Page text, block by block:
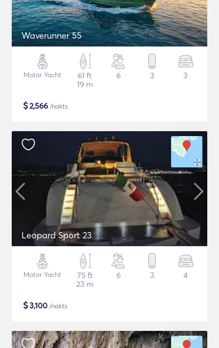
Waverunner 55
Motor Yacht
61 ft
19 m
6 3 3
$2,566 /nakts
Leopard Sport 23
Motor Yacht
75 ft
23 m
6 3 4
$3,100 /nakts